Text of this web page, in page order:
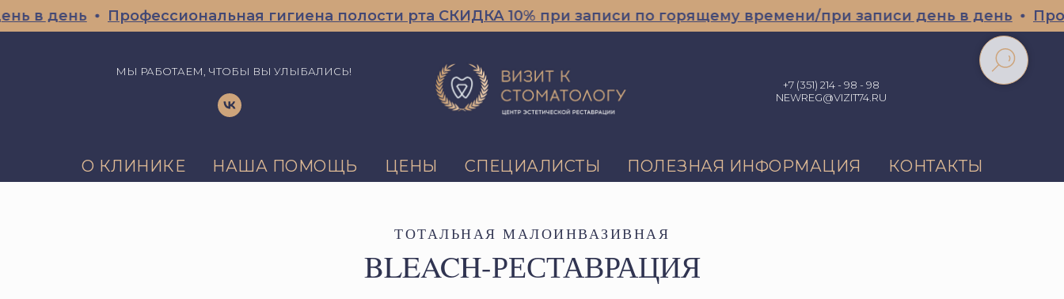
Профессиональная гигиена полости рта СКИДКА 10% при записи по горящему времени/при записи день в день
МЫ РАБОТАЕМ, ЧТОБЫ ВЫ УЛЫБАЛИСЬ!
+7 (351) 214 - 98 - 98
NEWREG@VIZIT74.RU
О КЛИНИКЕ НАША ПОМОЩЬ ЦЕНЫ СПЕЦИАЛИСТЫ ПОЛЕЗНАЯ ИНФОРМАЦИЯ КОНТАКТЫ
ТОТАЛЬНАЯ МАЛОИНВАЗИВНАЯ
BLEACH-РЕСТАВРАЦИЯ